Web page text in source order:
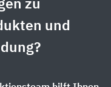
zu
und